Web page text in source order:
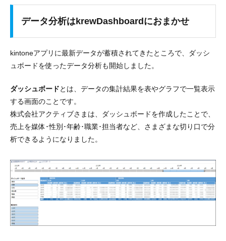
データ分析はkrewDashboardにおまかせ
kintoneアプリに最新データが蓄積されてきたところで、
ダッシ
ュボードを使ったデータ分析も開始しました。
ダッシュボードとは、 データの集計結果を表やグラフで一覧表示
する画面のことです。
株式会社アクティブさまは、ダッシュボードを作成したことで、
売上を媒体･性別･年齢･職業･担当者など、 さまざまな切り口で分
析できるようになりました。